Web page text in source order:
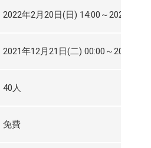
2022年2月20日(日) 14:00～2022年2
2021年12月21日(二) 00:00～2022年2
40人
免費